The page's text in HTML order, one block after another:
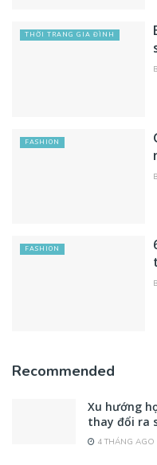
THỜI TRANG GIA ĐÌNH
FASHION
FASHION
Recommended
Xu hướng
thay đổi ra
4 THÁNG AGO